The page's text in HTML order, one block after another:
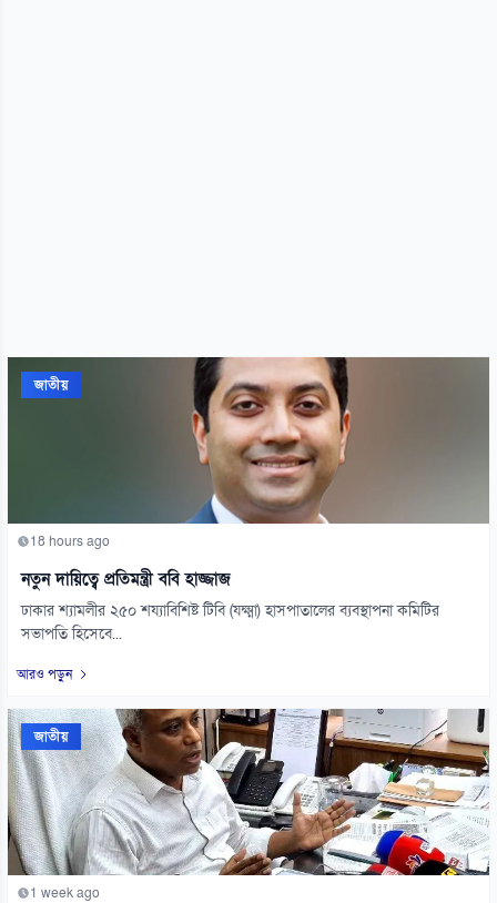
জাতীয়
18 hours ago
নতুন দায়িত্বে প্রতিমন্ত্রী ববি হাজ্জাজ
ঢাকার শ্যামলীর ২৫০ শয্যাবিশিষ্ট টিবি (যক্ষ্মা) হাসপাতালের ব্যবস্থাপনা কমিটির
সভাপতি হিসেবে...
আরও পড়ুন
জাতীয়
1 week ago